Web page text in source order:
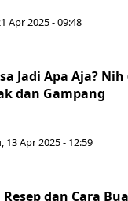
Apr 2025 - 09:48
Jadi Apa Aja? Nih
dan Gampang
13 Apr 2025 - 12:59
dan Cara